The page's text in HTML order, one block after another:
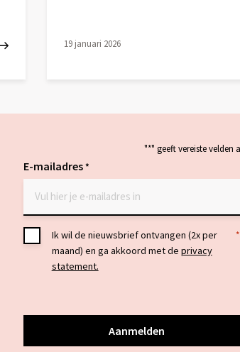
19 januari 2026
"*" geeft vereiste velden
E-mailadres*
Toestemming
Ik wil de nieuwsbrief ontvangen (2x per
maand) en ga akkoord met de privacy
statement.
*